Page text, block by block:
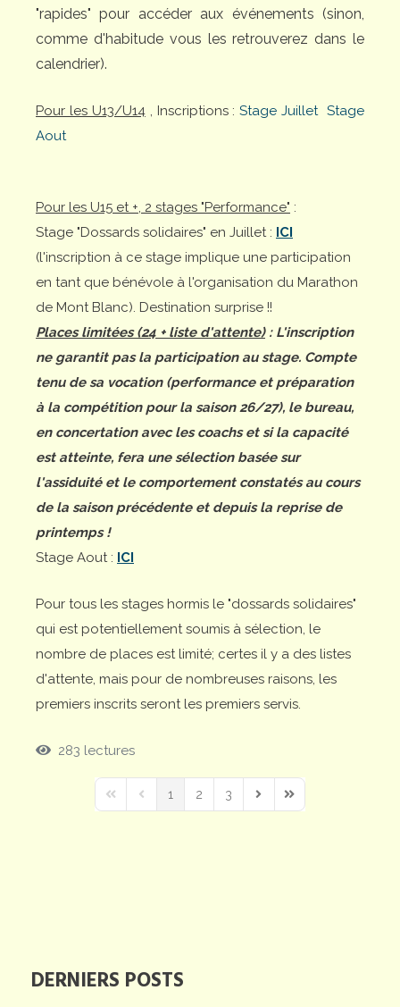
DERNIERS POSTS
"rapides" pour accéder aux événements (sinon,
comme d'habitude vous les retrouverez dans le
calendrier).
Pour les U13/U14, Inscriptions :Stage Juillet Stage
Aout
Pour les U15 et +, 2 stages "Performance" :
Stage "Dossards solidaires" en Juillet : ICI
(l'inscription à ce stage implique une participation
en tant que bénévole à l'organisation du Marathon
de Mont Blanc). Destination surprise !!
Places limitées (24 + liste d'attente): L'inscription
ne garantit pas la participation au stage. Compte
tenu de sa vocation (performance et préparation
à la compétition pour la saison 26/27), le bureau,
en concertation avec les coachs et si la capacité
est atteinte, fera une sélection basée sur
l'assiduité et le comportement constatés au cours
de la saison précédente et depuis la reprise de
printemps !
Stage Aout : ICI
Pour tous les stages hormis le "dossards solidaires"
qui est potentiellement soumis à sélection, le
nombre de places est limité; certes il y a des listes
d'attente, mais pour de nombreuses raisons, les
premiers inscrits seront les premiers servis.
283 lectures
First PagePrevious Page
1 2 3
Next PageLast Page